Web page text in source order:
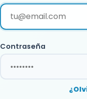
Contraseña